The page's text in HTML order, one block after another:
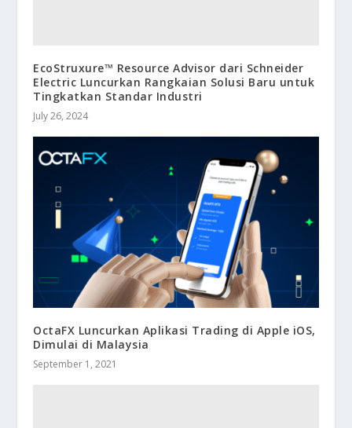
EcoStruxure™ Resource Advisor dari Schneider
Electric Luncurkan Rangkaian Solusi Baru untuk
Tingkatkan Standar Industri
July 26, 2024
OctaFX Luncurkan Aplikasi Trading di Apple iOS,
Dimulai di Malaysia
September 1, 2021